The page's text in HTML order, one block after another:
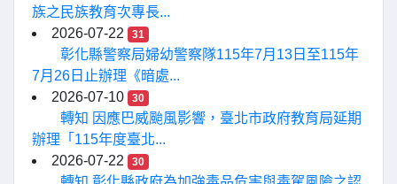
族之民族教育次專長...
2026-07-22
31
彰化縣警察局婦幼警察隊115年7月13日至115年
7月26日止辦理《暗處...
2026-07-10
30
轉知 因應巴威颱風影響，臺北市政府教育局延期
辦理「115年度臺北...
2026-07-22
30